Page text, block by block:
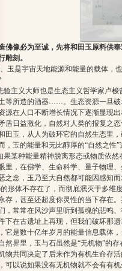
佛像必为至诚，先将和田玉原料供
雕刻。
玉是宇宙天地能源和能量的载体，
验主义大师也是生态主义哲学家卢
等所造的酒器……。生态资源一旦破
源在人口不断增长情况下逐渐显现
盾日益激化，自然对人类的报复之
田玉，从人为破环它的自然生态里
，玉的能量和无比醇厚的“自然之性
果某种能量精神脱离形态或物质依
里，在佛学、生命科学、量子物理
之念，玉乃至大自然都可能因感知
形体不存在了，而彻底泯灭于多维
存，甚至还超度你灵性的当下存在
，常常在风沙声里听到孤魂的悲鸣
下在古遗址上再现，但我们破坏那
它是数十亿年岁月的能量信息载体
然界里，玉与石虽然是“无机物”的
物共同决定了后来作为有机生命存
可以说如果没有无机物就不会有有